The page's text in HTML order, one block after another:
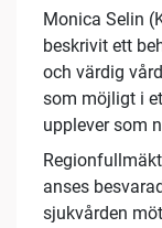
Monica Selin
beskrivit ett
och värdig
som möjligt i
upplever som
anses
sjukvården